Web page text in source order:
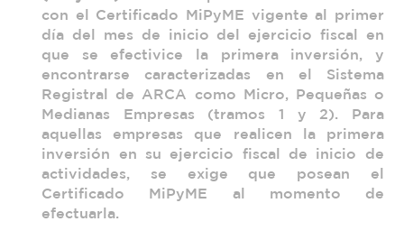
con el Certificado MiPyME vigente al primer
día del mes de inicio del ejercicio fiscal en
que se efectivice la primera inversión, y
encontrarse caracterizadas en el Sistema
Registral de ARCA como Micro, Pequeñas o
Medianas Empresas (tramos 1 y 2). Para
aquellas empresas que realicen la primera
inversión en su ejercicio fiscal de inicio de
actividades, se exige que posean el
Certificado MiPyME al momento de
efectuarla.